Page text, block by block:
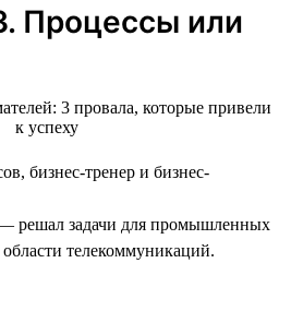
Процессы или
бизнес-тренер и бизнес-
решал задачи для промышленных
телекоммуникаций.